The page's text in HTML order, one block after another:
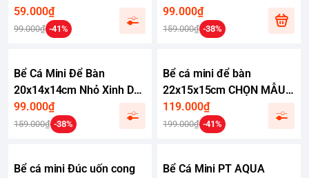
59.000₫
99.000₫ -41%
bàn làm việc phù hợp nuôi
cá 7 màu cá betta
99.000₫
159.000₫ -38%
Bể Cá Mini Để Bàn
20x14x14cm Nhỏ Xinh Dễ
Thương Phù Hợp Nuôi Cá
Cảnh Nhỏ Để Bàn
99.000₫
159.000₫ -38%
Bể cá mini để bàn
22x15x15cm CHỌN MẪU
với nhiều mầu có kèm phụ
kiện
119.000₫
199.000₫ -41%
Bể cá mini Đúc uốn cong
Bể Cá Mini PT AQUA